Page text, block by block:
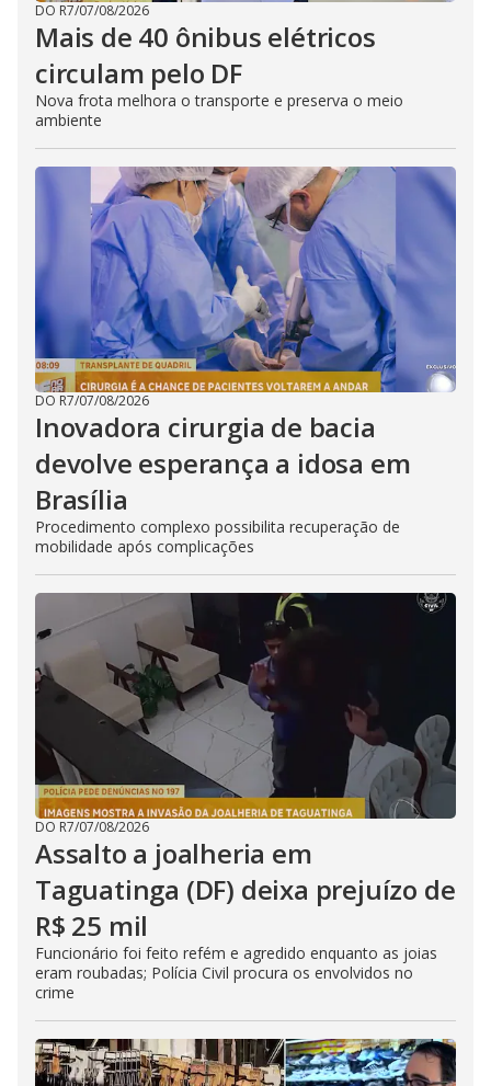
DO R7/07/08/2026
Mais de 40 ônibus elétricos
circulam pelo DF
Nova frota melhora o transporte e preserva o meio
ambiente
DO R7/07/08/2026
Inovadora cirurgia de bacia
devolve esperança a idosa em
Brasília
Procedimento complexo possibilita recuperação de
mobilidade após complicações
DO R7/07/08/2026
Assalto a joalheria em
Taguatinga (DF) deixa prejuízo de
R$ 25 mil
Funcionário foi feito refém e agredido enquanto as joias
eram roubadas; Polícia Civil procura os envolvidos no
crime